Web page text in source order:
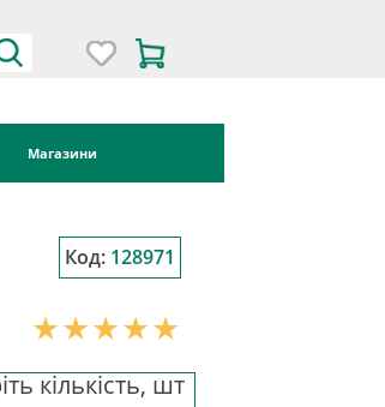
Магазини
Код: 128971
кількість, шт